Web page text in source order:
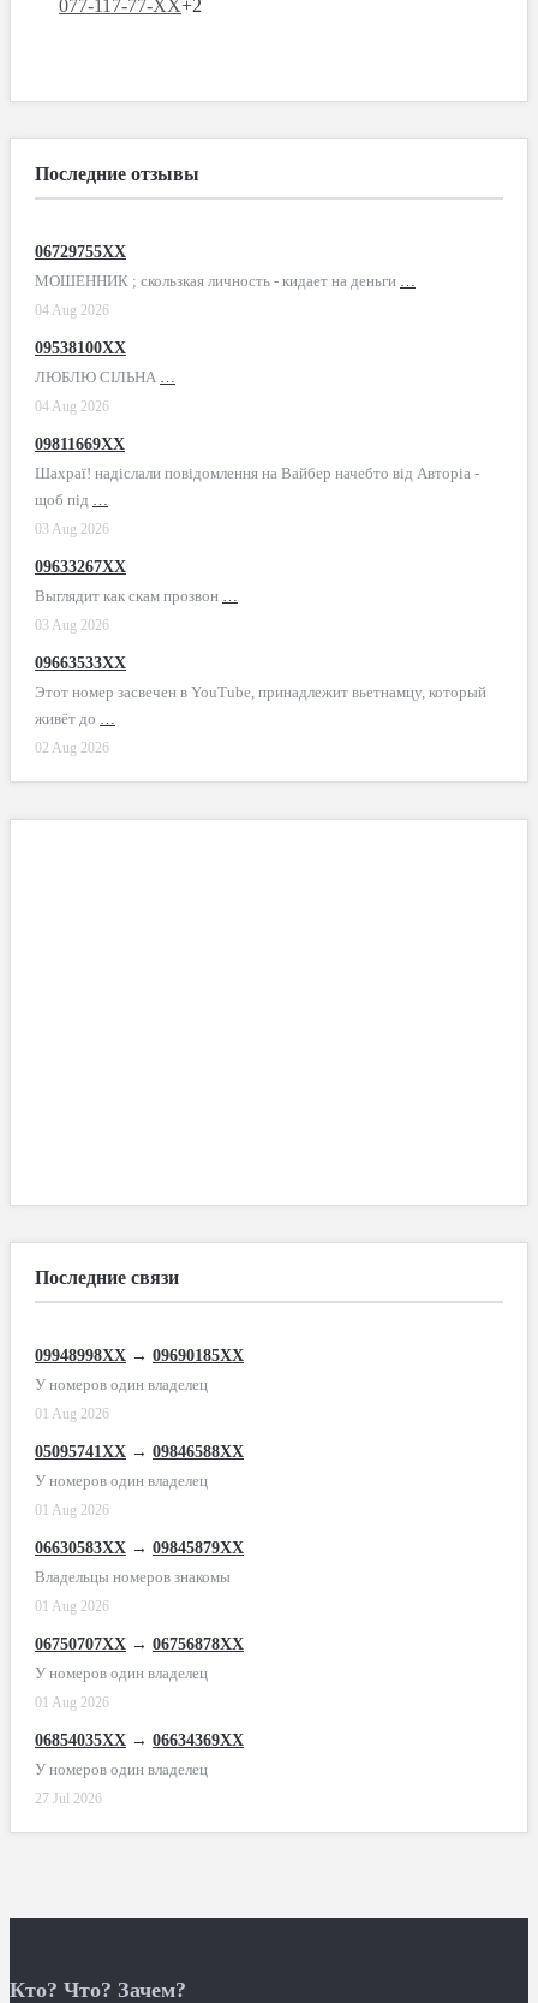
077-117-77-XX+2
Последние отзывы
06729755XX
МОШЕННИК ; скользкая личность - кидает на деньги …
04 Aug 2026
09538100XX
ЛЮБЛЮ СІЛЬНА …
04 Aug 2026
09811669XX
Шахраї! надіслали повідомлення на Вайбер начебто від Авторіа -
щоб під …
03 Aug 2026
09633267XX
Выглядит как скам прозвон …
03 Aug 2026
09663533XX
Этот номер засвечен в YouTube, принадлежит вьетнамцу, который
живёт до …
02 Aug 2026
Последние связи
09948998XX → 09690185XX
У номеров один владелец
01 Aug 2026
05095741XX → 09846588XX
У номеров один владелец
01 Aug 2026
06630583XX → 09845879XX
Владельцы номеров знакомы
01 Aug 2026
06750707XX → 06756878XX
У номеров один владелец
01 Aug 2026
06854035XX → 06634369XX
У номеров один владелец
27 Jul 2026
Кто? Что? Зачем?